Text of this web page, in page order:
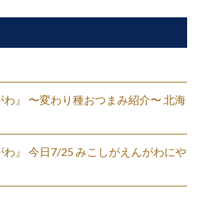
わ』 〜変わり種おつまみ紹介〜 北海
わ』 今日7/25 みこしがえんがわにや